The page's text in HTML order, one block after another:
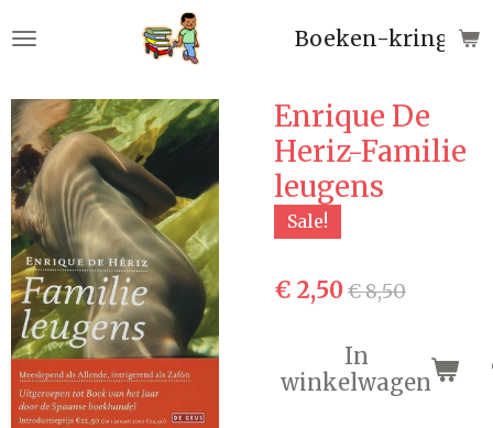
direct
de
hoofdinhoud
Boeken-
Enrique De
Heriz-Familie
leugens
Sale!
€ 2,50€ 8,50
In
winkelwagen